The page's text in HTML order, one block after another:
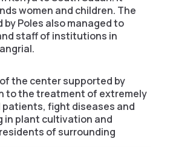
women and children. The
Poles also managed to
staff of institutions in
the center supported by
to the treatment of extremely
fight diseases and
in plant cultivation and
of surrounding